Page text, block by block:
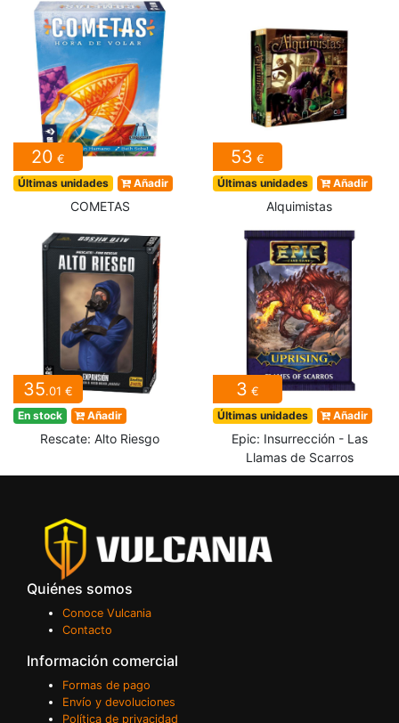
20 €
Últimas unidades Añadir
COMETAS
53 €
Últimas unidades Añadir
Alquimistas
35.01 €
En stock Añadir
Rescate: Alto Riesgo
3 €
Últimas unidades Añadir
Epic: Insurrección - Las
Llamas de Scarros
Quiénes somos
Conoce Vulcania
Contacto
Información comercial
Formas de pago
Envío y devoluciones
Política de privacidad